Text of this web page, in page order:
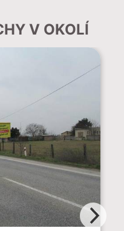
V OKOLÍ